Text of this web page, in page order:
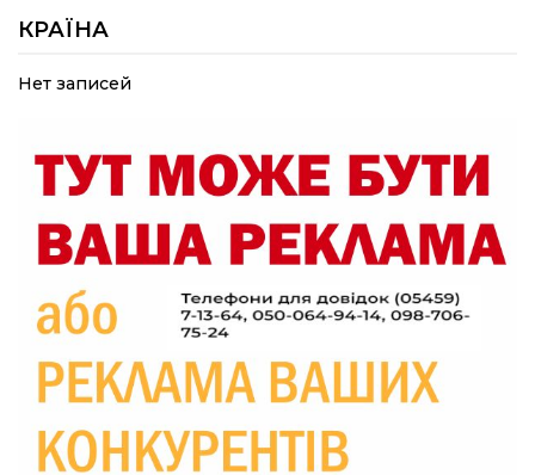
04 сер
прикордоння до втраченого дому
19:36
Пишіть листи самому собі, або як уникнути
19:29
30 лип
«Все закінчиться, приїду й одружуся…»: Пам’яті
26-річного Захисника Богдана Ємця (ВІДЕО)
20:06
Паливо по 100 грн та ризик дефіциту: чому в
28 лип
Житлові сертифікати, підготовка до зими та
підтримка ВПО: підсумки засідання виконкому
Краснопільської селищної ради
10:36
28 лип
Валентина Масалітіна: «Нас тримає віра в
Перемогу і повернення додому»
КРАЇНА
Нет записей